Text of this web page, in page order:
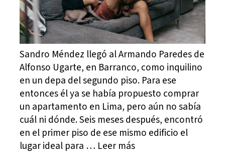
Sandro Méndez llegó al Armando Paredes de
Alfonso Ugarte, en Barranco, como inquilino
en un depa del segundo piso. Para ese
entonces él ya se había propuesto comprar
un apartamento en Lima, pero aún no sabía
cuál ni dónde. Seis meses después, encontró
en el primer piso de ese mismo edificio el
lugar ideal para … Leer más